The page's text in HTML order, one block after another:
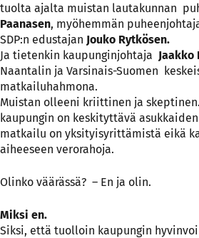
tuolta ajalta muistan lautakunnan
Paanasen, myöhemmän
SDP:n edustajan Jouko Rytkösen.
Ja tietenkin kaupunginjohtaja Jaakko
Naantalin ja Varsinais-Suomen
matkailuhahmona.
Muistan olleeni kriittinen ja
kaupungin on keskityttävä
matkailu on yksityisyrittämistä eikä
aiheeseen verorahoja.
Olinko väärässä? – En ja olin.
Miksi en.
Siksi, että tuolloin kaupungin